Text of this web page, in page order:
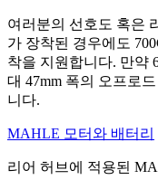
여러분의 선호도 혹은
가 장착된 경우에도
착을 지원합니다. 만약
대 47mm 폭의 오프로
니다.
MAHLE 모터와 배터리
리어 허브에 적용된